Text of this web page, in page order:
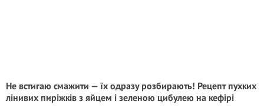
Не встигаю смажити — їх одразу розбирають! Рецепт пухких
лінивих пиріжків з яйцем і зеленою цибулею на кефірі